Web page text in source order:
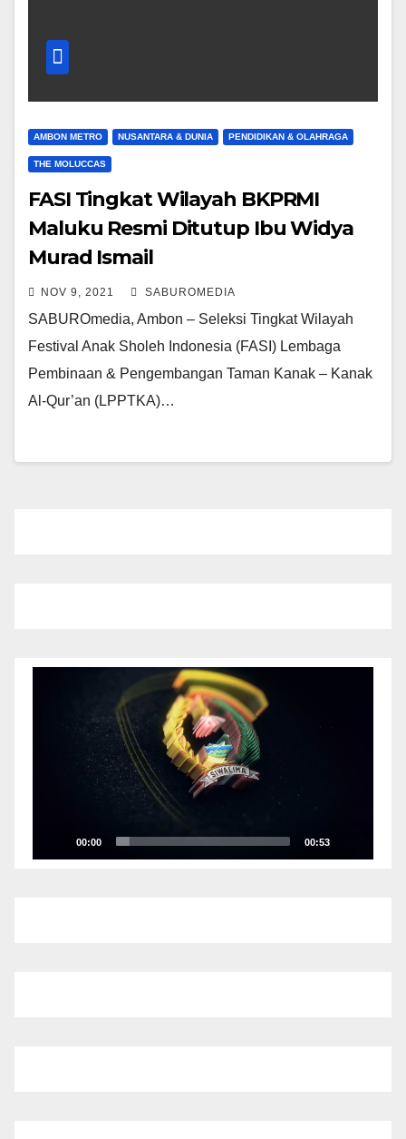
AMBON METRO NUSANTARA & DUNIA PENDIDIKAN & OLAHRAGA
THE MOLUCCAS
FASI Tingkat Wilayah BKPRMI
Maluku Resmi Ditutup Ibu Widya
Murad Ismail
NOV 9, 2021 SABUROMEDIA
SABUROmedia, Ambon – Seleksi Tingkat Wilayah
Festival Anak Sholeh Indonesia (FASI) Lembaga
Pembinaan & Pengembangan Taman Kanak – Kanak
Al-Qur’an (LPPTKA)…
00:00 00:53